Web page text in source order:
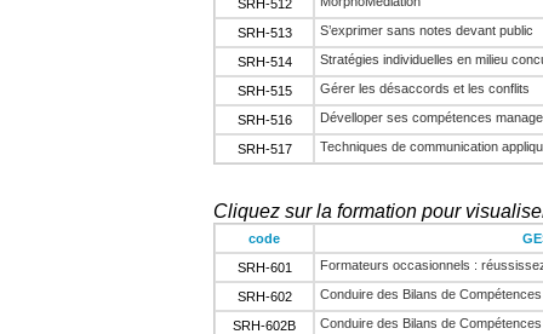
SRH-512
SRH-513 S’exprimer sans notes devant public
SRH-514 Stratégies individuelles en milieu
SRH-515 Gérer les désaccords et les conflits
SRH-516 Dévelloper ses compétences
SRH-517 Techniques de communication
Cliquez sur la formation pour
code
SRH-601
Formateurs occasionnels :
SRH-602 Conduire des Bilans de Compétences
SRH-602B Conduire des Bilans de